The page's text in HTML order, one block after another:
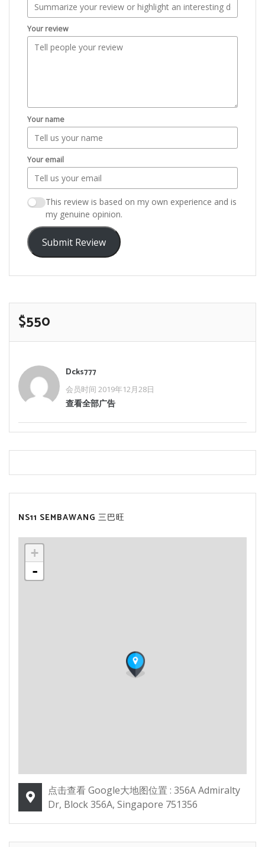
Your review
Your name
Your email
This review is based on my own experience and is
my genuine opinion.
Submit Review
$550
Dcks777
会员时间 2019年12月28日
查看全部广告
NS11 SEMBAWANG 三巴旺
+
-
点击查看 Google大地图位置 : 356A Admiralty
Dr, Block 356A, Singapore 751356